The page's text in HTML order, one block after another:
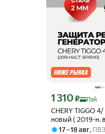
CHERY TIGGO
новый ( 2019-н.
Ремня
Цена с картой
1 310₽ Пэй
17 – 18 авг, ПВЗ